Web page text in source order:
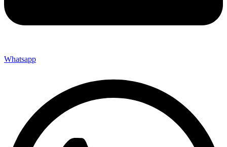
Whatsapp